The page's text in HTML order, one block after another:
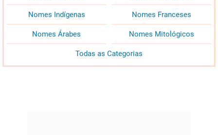
Nomes Indígenas Nomes Franceses
Nomes Árabes Nomes Mitológicos
Todas as Categorias